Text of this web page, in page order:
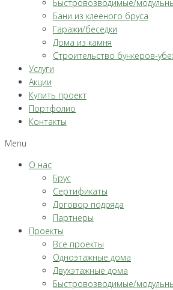
Быстровозводимые/
Бани из клееного бруса
Гаражи/беседки
Дома из камня
Строительство бункеров-
Услуги
Акции
Купить проект
Портфолио
Контакты
Menu
О нас
Брус
Сертификаты
Договор подряда
Партнеры
Проекты
Все проекты
Одноэтажные дома
Двухэтажные дома
Быстровозводимые/